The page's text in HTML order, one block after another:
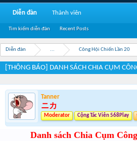
Diễn đàn ... Công Hội Chiến Lần 20
[THÔNG BÁO] DANH SÁCH CHIA CỤM
Tanner
ニカ
Moderator Cộng Tác Viên 568Play
Danh sách Chia Cụm
Diễn đàn
Tìm kiếm diễn đàn Recent Posts
Thành viên